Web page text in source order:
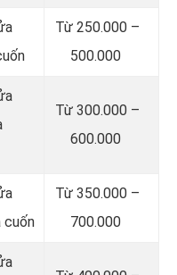
Từ 250.000 –
500.000
Từ 300.000 –
600.000
cuốn
Từ 350.000 –
700.000